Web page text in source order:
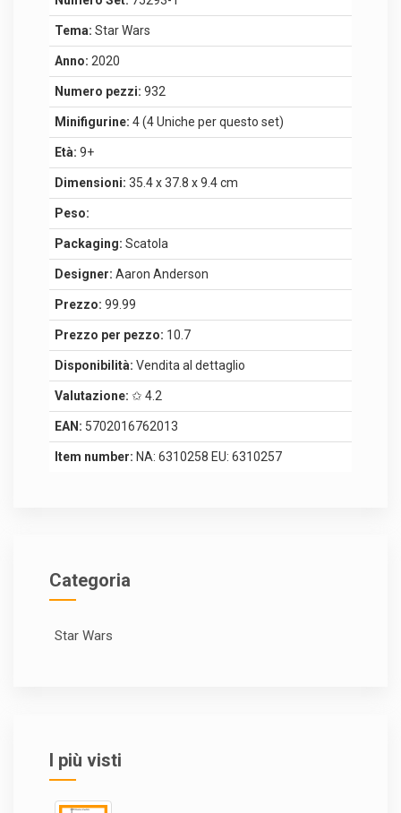
Tema: Star Wars
Anno: 2020
Numero pezzi: 932
Minifigurine: 4 (4 Uniche per questo set)
Età: 9+
Dimensioni: 35.4 x 37.8 x 9.4 cm
Peso:
Packaging: Scatola
Designer: Aaron Anderson
Prezzo: 99.99
Prezzo per pezzo: 10.7
Disponibilità: Vendita al dettaglio
Valutazione: ✩ 4.2
EAN: 5702016762013
Item number: NA: 6310258 EU: 6310257
Categoria
Star Wars
I più visti